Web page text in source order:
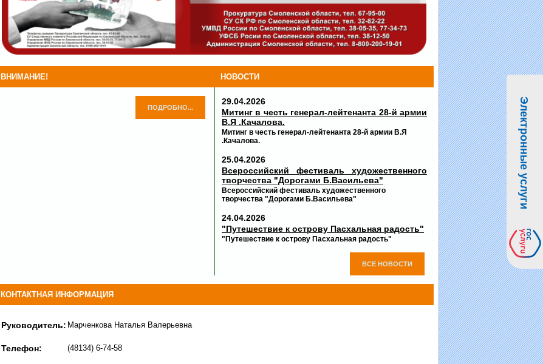
ВНИМАНИЕ! НОВОСТИ
ПОДРОБНО...
29.04.2026
Митинг в честь генерал-лейтенанта 28-й армии
В.Я .Качалова.
Митинг в честь генерал-лейтенанта 28-й армии В.Я
.Качалова.
25.04.2026
Всероссийский фестиваль художественного
творчества "Дорогами Б.Васильева"
Всероссийский фестиваль художественного
творчества "Дорогами Б.Васильева"
24.04.2026
"Путешествие к острову Пасхальная радость"
"Путешествие к острову Пасхальная радость"
ВСЕ НОВОСТИ
КОНТАКТНАЯ ИНФОРМАЦИЯ
Руководитель: Марченкова Наталья Валерьевна
Телефон: (48134) 6-74-58
Электронные услуги